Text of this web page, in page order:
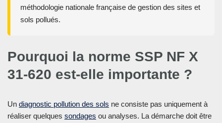
méthodologie nationale française de gestion des sites et
sols pollués.
Pourquoi la norme SSP NF X
31-620 est-elle importante ?
Un diagnostic pollution des sols ne consiste pas uniquement à
réaliser quelques sondages ou analyses. La démarche doit être